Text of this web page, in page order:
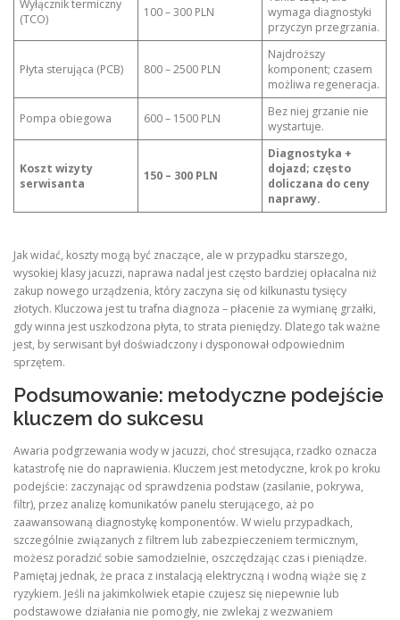
Wyłącznik termiczny
(TCO)
100 – 300 PLN
wymaga diagnostyki
przyczyn przegrzania.
Płyta sterująca (PCB) 800 – 2500 PLN
Najdroższy
komponent; czasem
możliwa regeneracja.
Pompa obiegowa 600 – 1500 PLN
Bez niej grzanie nie
wystartuje.
Koszt wizyty
serwisanta
150 – 300 PLN
Diagnostyka +
dojazd; często
doliczana do ceny
naprawy.
Jak widać, koszty mogą być znaczące, ale w przypadku starszego,
wysokiej klasy jacuzzi, naprawa nadal jest często bardziej opłacalna niż
zakup nowego urządzenia, który zaczyna się od kilkunastu tysięcy
złotych. Kluczowa jest tu trafna diagnoza – płacenie za wymianę grzałki,
gdy winna jest uszkodzona płyta, to strata pieniędzy. Dlatego tak ważne
jest, by serwisant był doświadczony i dysponował odpowiednim
sprzętem.
Podsumowanie: metodyczne podejście
kluczem do sukcesu
Awaria podgrzewania wody w jacuzzi, choć stresująca, rzadko oznacza
katastrofę nie do naprawienia. Kluczem jest metodyczne, krok po kroku
podejście: zaczynając od sprawdzenia podstaw (zasilanie, pokrywa,
filtr), przez analizę komunikatów panelu sterującego, aż po
zaawansowaną diagnostykę komponentów. W wielu przypadkach,
szczególnie związanych z filtrem lub zabezpieczeniem termicznym,
możesz poradzić sobie samodzielnie, oszczędzając czas i pieniądze.
Pamiętaj jednak, że praca z instalacją elektryczną i wodną wiąże się z
ryzykiem. Jeśli na jakimkolwiek etapie czujesz się niepewnie lub
podstawowe działania nie pomogły, nie zwlekaj z wezwaniem